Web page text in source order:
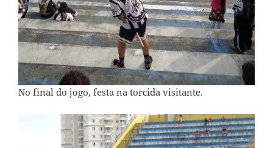
No final do jogo, festa na torcida visitante.